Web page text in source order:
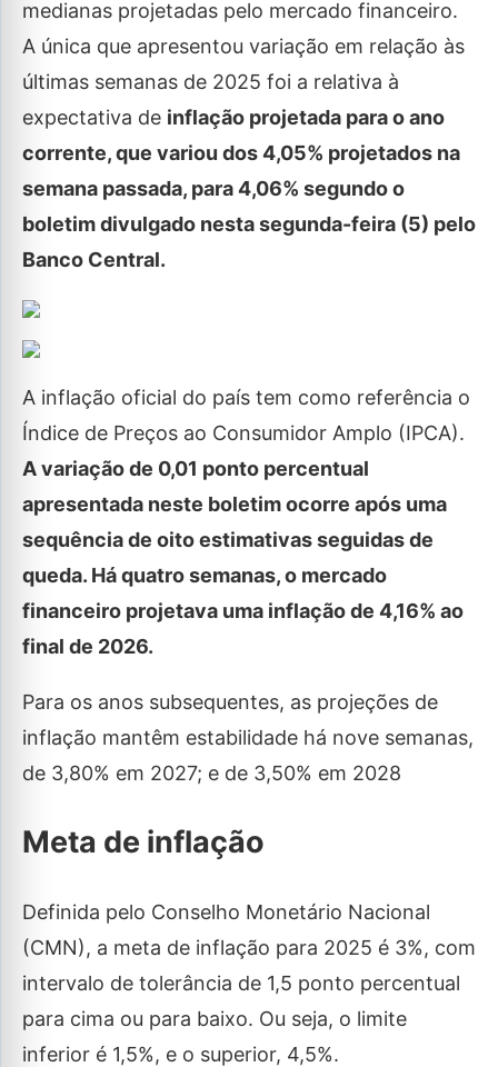
medianas projetadas pelo mercado financeiro.
A única que apresentou variação em relação às
últimas semanas de 2025 foi a relativa à
expectativa de inflação projetada para o ano
corrente, que variou dos 4,05% projetados na
semana passada, para 4,06% segundo o
boletim divulgado nesta segunda-feira (5) pelo
Banco Central.
A inflação oficial do país tem como referência o
Índice de Preços ao Consumidor Amplo (IPCA).
A variação de 0,01 ponto percentual
apresentada neste boletim ocorre após uma
sequência de oito estimativas seguidas de
queda. Há quatro semanas, o mercado
financeiro projetava uma inflação de 4,16% ao
final de 2026.
Para os anos subsequentes, as projeções de
inflação mantêm estabilidade há nove semanas,
de 3,80% em 2027; e de 3,50% em 2028
Meta de inflação
Definida pelo Conselho Monetário Nacional
(CMN), a meta de inflação para 2025 é 3%, com
intervalo de tolerância de 1,5 ponto percentual
para cima ou para baixo. Ou seja, o limite
inferior é 1,5%, e o superior, 4,5%.